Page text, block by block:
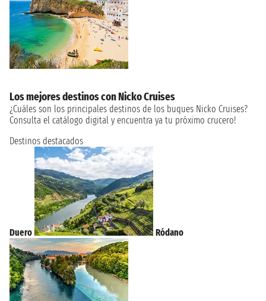
Los mejores destinos con Nicko Cruises
¿Cuáles son los principales destinos de los buques Nicko Cruises?
Consulta el catálogo digital y encuentra ya tu próximo crucero!
Destinos destacados
Duero Ródano